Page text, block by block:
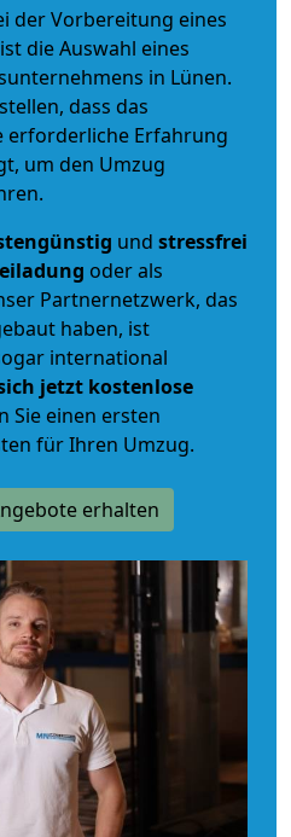
der Vorbereitung eines
die Auswahl eines
in Lünen.
dass das
erforderliche Erfahrung
um den Umzug
und stressfrei
oder als
Partnernetzwerk, das
haben, ist
international
jetzt kostenlose
Sie einen ersten
für Ihren Umzug.
erhalten